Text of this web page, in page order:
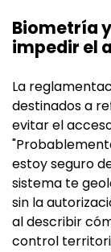
Biometría
impedir el
La
destinados a
evitar el
estoy seguro
sistema te
sin la
al describir
control